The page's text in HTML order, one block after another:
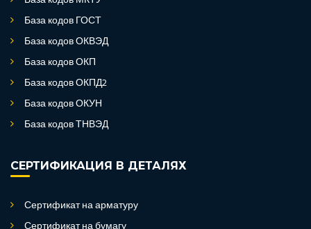
База кодов ГОСТ
База кодов ОКВЭД
База кодов ОКП
База кодов ОКПД2
База кодов ОКУН
База кодов ТНВЭД
СЕРТИФИКАЦИЯ В ДЕТАЛЯХ
Сертификат на арматуру